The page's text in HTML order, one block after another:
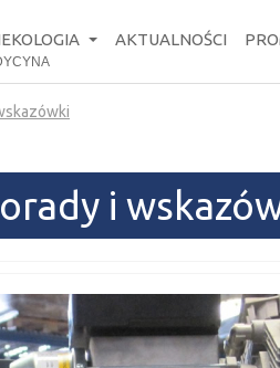
AKTUALNOŚCI
i